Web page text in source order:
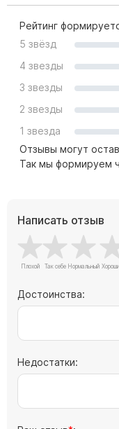
Рейтинг
5 звёзд
4 звезды
3 звезды
2 звезды
1 звезда
Отзывы могут
Так мы формируем
Написать отзыв
Достоинства:
Недостатки: